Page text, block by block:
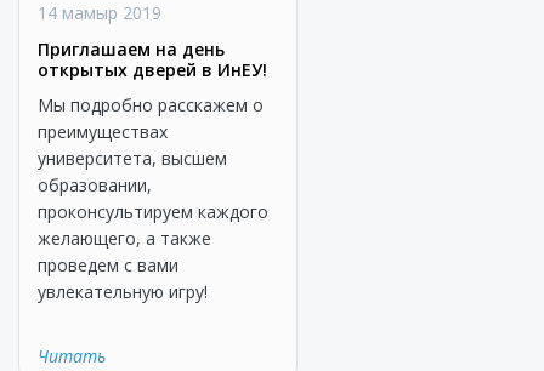
14 мамыр 2019
Приглашаем на день
открытых дверей в ИнЕУ!
Мы подробно расскажем о
преимуществах
университета, высшем
образовании,
проконсультируем каждого
желающего, а также
проведем с вами
увлекательную игру!
Читать